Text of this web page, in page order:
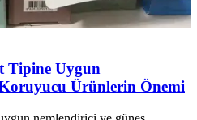
Tipine Uygun
Ürünlerin Önemi